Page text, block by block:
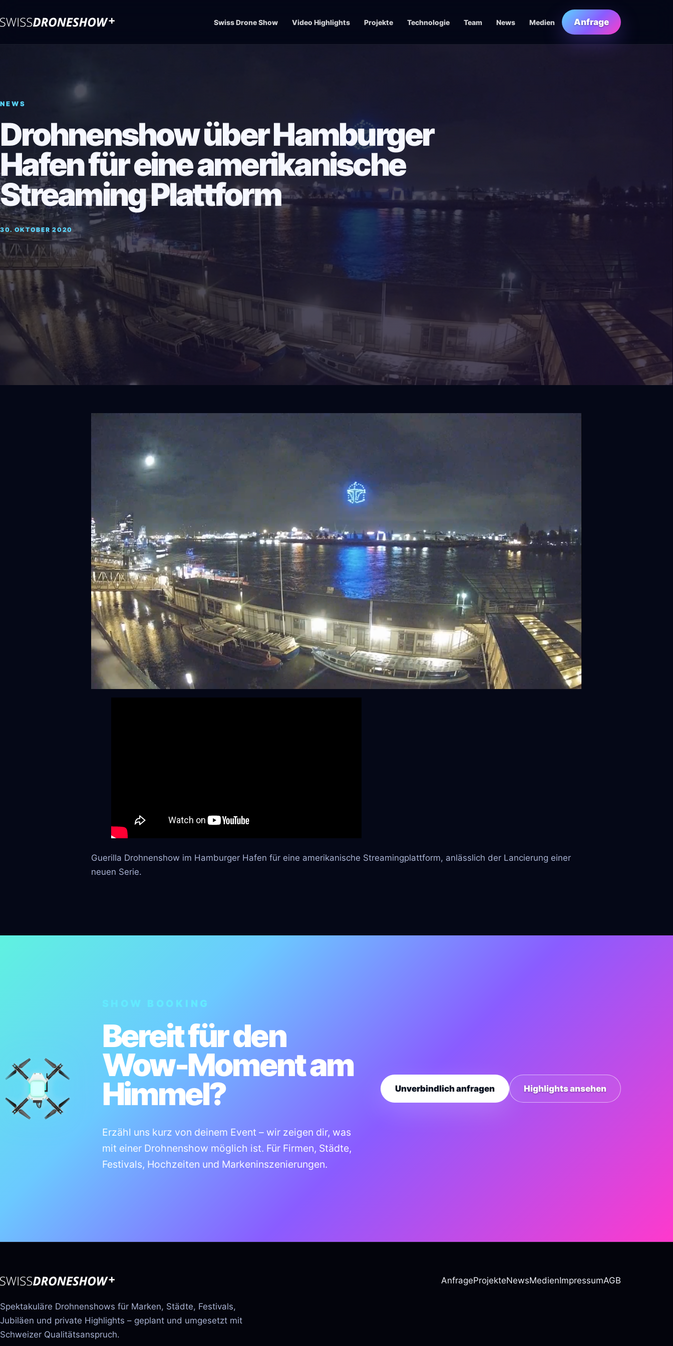
Swiss Drone Show Video Highlights Projekte Technologie Team News Medien Anfrage
NEWS
Drohnenshow über Hamburger
Hafen für eine amerikanische
Streaming Plattform
30. OKTOBER 2020
Guerilla Drohnenshow im Hamburger Hafen für eine amerikanische Streamingplattform, anlässlich der Lancierung einer
neuen Serie.
SHOW BOOKING
Bereit für den
Wow-Moment am
Himmel?
Erzähl uns kurz von deinem Event – wir zeigen dir, was
mit einer Drohnenshow möglich ist. Für Firmen, Städte,
Festivals, Hochzeiten und Markeninszenierungen.
Unverbindlich anfragen Highlights ansehen
Spektakuläre Drohnenshows für Marken, Städte, Festivals,
Jubiläen und private Highlights – geplant und umgesetzt mit
Schweizer Qualitätsanspruch.
AnfrageProjekteNewsMedienImpressumAGB